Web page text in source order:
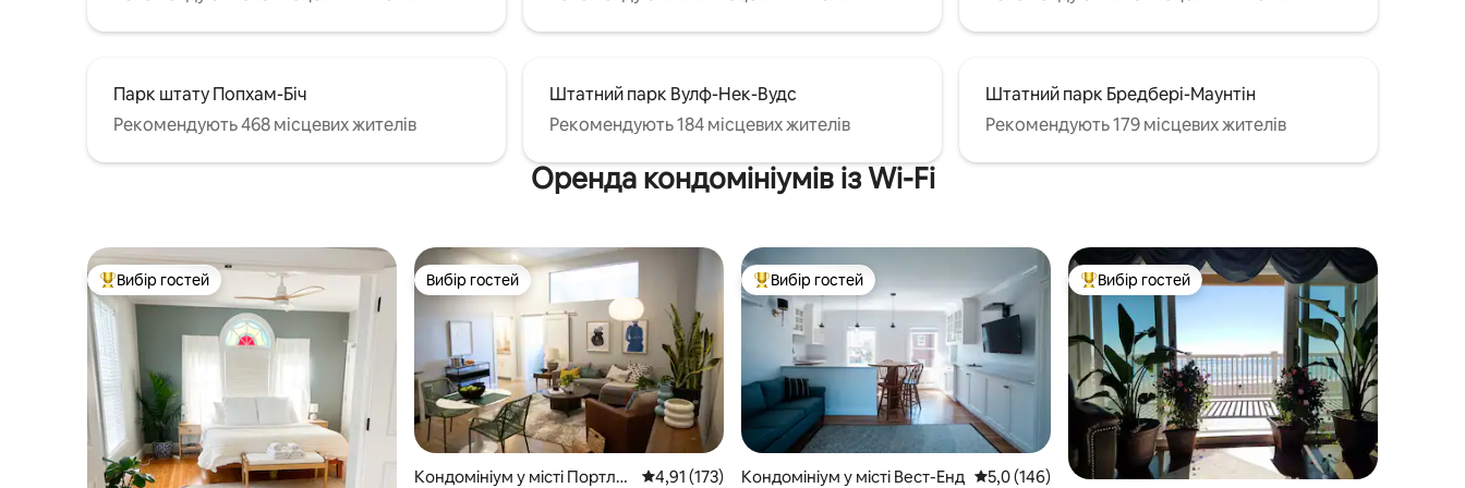
Парк штату Попхам-Біч
Рекомендують 468 місцевих жителів
Штатний парк Вулф-Нек-Вудс
Рекомендують 184 місцевих жителів
Штатний парк Бредбері-Маунтін
Рекомендують 179 місцевих жителів
Оренда кондомініумів із Wi-Fi
Топ вибір гостей
Вибір гостей Вибір гостей
Вибір гостей
Кондомініум у місті Портле
Середня оцінка: 4,91 з 5, відгуки: 173
4,91 (173)
Топ вибір гостей
Вибір гостей
Кондомініум у місті Вест-Енд Середня оцінка: 5,0 з 5, відгуки: 146
5,0 (146)
Топ вибір гостей
Вибір гостей